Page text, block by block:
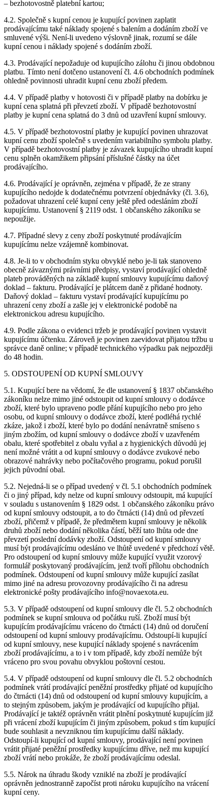
– bezhotovostně platební kartou;
4.2. Společně s kupní cenou je kupující povinen zaplatit
prodávajícímu také náklady spojené s balením a dodáním zboží ve
smluvené výši. Není-li uvedeno výslovně jinak, rozumí se dále
kupní cenou i náklady spojené s dodáním zboží.
4.3. Prodávající nepožaduje od kupujícího zálohu či jinou obdobnou
platbu. Tímto není dotčeno ustanovení čl. 4.6 obchodních podmínek
ohledně povinnosti uhradit kupní cenu zboží předem.
4.4. V případě platby v hotovosti či v případě platby na dobírku je
kupní cena splatná při převzetí zboží. V případě bezhotovostní
platby je kupní cena splatná do 3 dnů od uzavření kupní smlouvy.
4.5. V případě bezhotovostní platby je kupující povinen uhrazovat
kupní cenu zboží společně s uvedením variabilního symbolu platby.
V případě bezhotovostní platby je závazek kupujícího uhradit kupní
cenu splněn okamžikem připsání příslušné částky na účet
prodávajícího.
4.6. Prodávající je oprávněn, zejména v případě, že ze strany
kupujícího nedojde k dodatečnému potvrzení objednávky (čl. 3.6),
požadovat uhrazení celé kupní ceny ještě před odesláním zboží
kupujícímu. Ustanovení § 2119 odst. 1 občanského zákoníku se
nepoužije.
4.7. Případné slevy z ceny zboží poskytnuté prodávajícím
kupujícímu nelze vzájemně kombinovat.
4.8. Je-li to v obchodním styku obvyklé nebo je-li tak stanoveno
obecně závaznými právními předpisy, vystaví prodávající ohledně
plateb prováděných na základě kupní smlouvy kupujícímu daňový
doklad – fakturu. Prodávající je plátcem daně z přidané hodnoty.
Daňový doklad – fakturu vystaví prodávající kupujícímu po
uhrazení ceny zboží a zašle jej v elektronické podobě na
elektronickou adresu kupujícího.
4.9. Podle zákona o evidenci tržeb je prodávající povinen vystavit
kupujícímu účtenku. Zároveň je povinen zaevidovat přijatou tržbu u
správce daně online; v případě technického výpadku pak nejpozději
do 48 hodin.
5. ODSTOUPENÍ OD KUPNÍ SMLOUVY
5.1. Kupující bere na vědomí, že dle ustanovení § 1837 občanského
zákoníku nelze mimo jiné odstoupit od kupní smlouvy o dodávce
zboží, které bylo upraveno podle přání kupujícího nebo pro jeho
osobu, od kupní smlouvy o dodávce zboží, které podléhá rychlé
zkáze, jakož i zboží, které bylo po dodání nenávratně smíseno s
jiným zbožím, od kupní smlouvy o dodávce zboží v uzavřeném
obalu, které spotřebitel z obalu vyňal a z hygienických důvodů jej
není možné vrátit a od kupní smlouvy o dodávce zvukové nebo
obrazové nahrávky nebo počítačového programu, pokud porušil
jejich původní obal.
5.2. Nejedná-li se o případ uvedený v čl. 5.1 obchodních podmínek
či o jiný případ, kdy nelze od kupní smlouvy odstoupit, má kupující
v souladu s ustanovením § 1829 odst. 1 občanského zákoníku právo
od kupní smlouvy odstoupit, a to do čtrnácti (14) dnů od převzetí
zboží, přičemž v případě, že předmětem kupní smlouvy je několik
druhů zboží nebo dodání několika částí, běží tato lhůta ode dne
převzetí poslední dodávky zboží. Odstoupení od kupní smlouvy
musí být prodávajícímu odesláno ve lhůtě uvedené v předchozí větě.
Pro odstoupení od kupní smlouvy může kupující využit vzorový
formulář poskytovaný prodávajícím, jenž tvoří přílohu obchodních
podmínek. Odstoupení od kupní smlouvy může kupující zasílat
mimo jiné na adresu provozovny prodávajícího či na adresu
elektronické pošty prodávajícího info@novaexota.eu.
5.3. V případě odstoupení od kupní smlouvy dle čl. 5.2 obchodních
podmínek se kupní smlouva od počátku ruší. Zboží musí být
kupujícím prodávajícímu vráceno do čtrnácti (14) dnů od doručení
odstoupení od kupní smlouvy prodávajícímu. Odstoupí-li kupující
od kupní smlouvy, nese kupující náklady spojené s navrácením
zboží prodávajícímu, a to i v tom případě, kdy zboží nemůže být
vráceno pro svou povahu obvyklou poštovní cestou.
5.4. V případě odstoupení od kupní smlouvy dle čl. 5.2 obchodních
podmínek vrátí prodávající peněžní prostředky přijaté od kupujícího
do čtrnácti (14) dnů od odstoupení od kupní smlouvy kupujícím, a
to stejným způsobem, jakým je prodávající od kupujícího přijal.
Prodávající je taktéž oprávněn vrátit plnění poskytnuté kupujícím již
při vrácení zboží kupujícím či jiným způsobem, pokud s tím kupující
bude souhlasit a nevzniknou tím kupujícímu další náklady.
Odstoupí-li kupující od kupní smlouvy, prodávající není povinen
vrátit přijaté peněžní prostředky kupujícímu dříve, než mu kupující
zboží vrátí nebo prokáže, že zboží prodávajícímu odeslal.
5.5. Nárok na úhradu škody vzniklé na zboží je prodávající
oprávněn jednostranně započíst proti nároku kupujícího na vrácení
kupní ceny.